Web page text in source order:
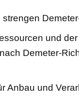
und
Demeter-
Anbau und